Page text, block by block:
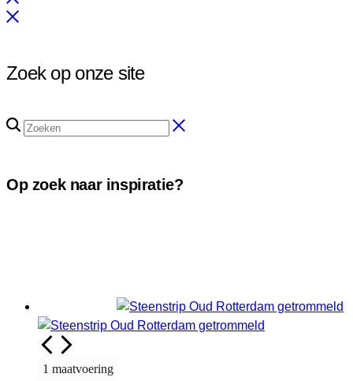
Zoek op onze site
Op zoek naar inspiratie?
1 maatvoering